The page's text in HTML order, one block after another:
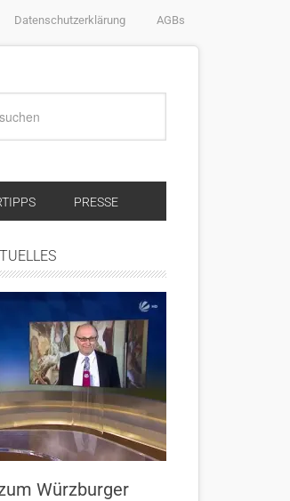
Datenschutzerklärung AGBs
PRESSE
Würzburger